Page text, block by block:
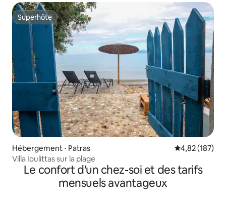
Superhôte
Superhôte
Hébergement ⋅ Patras Évaluation
4,82 (187)
Villa Ioulittas sur la plage
Le confort d'un chez-soi et des tarifs
mensuels avantageux